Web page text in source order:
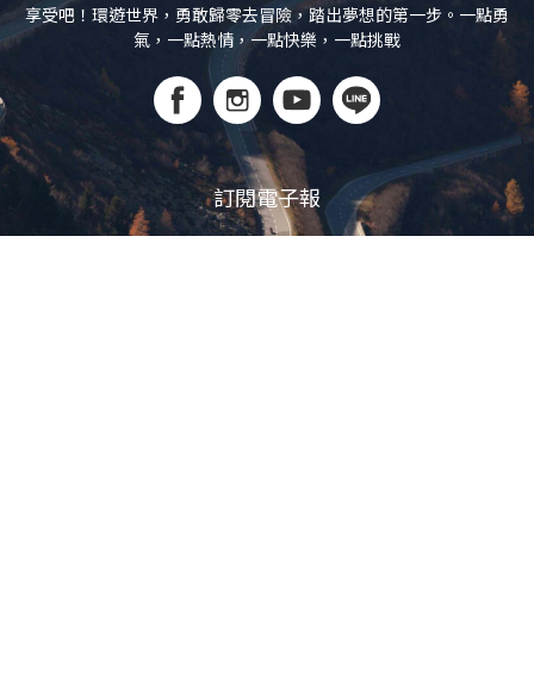
享受吧！環遊世界，勇敢歸零去冒險，踏出夢想的第一步。一點勇
氣，一點熱情，一點快樂，一點挑戰
訂閱電子報